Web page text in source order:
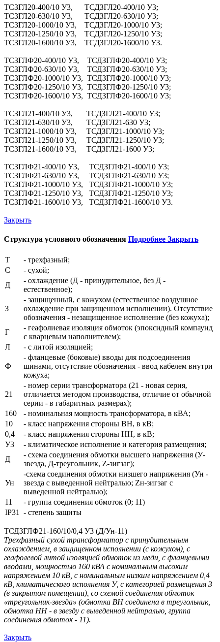
ТСЗГЛ20-400/10 У3, ТСДЗГЛ20-400/10 У3;
ТСЗГЛ20-630/10 У3, ТСДЗГЛ20-630/10 У3;
ТСЗГЛ20-1000/10 У3, ТСДЗГЛ20-1000/10 У3;
ТСЗГЛ20-1250/10 У3, ТСДЗГЛ20-1250/10 У3;
ТСЗГЛ20-1600/10 У3, ТСДЗГЛ20-1600/10 У3.
ТСЗГЛФ20-400/10 У3, ТСДЗГЛФ20-400/10 У3;
ТСЗГЛФ20-630/10 У3, ТСДЗГЛФ20-630/10 У3;
ТСЗГЛФ20-1000/10 У3, ТСДЗГЛФ20-1000/10 У3;
ТСЗГЛФ20-1250/10 У3, ТСДЗГЛФ20-1250/10 У3;
ТСЗГЛФ20-1600/10 У3, ТСДЗГЛФ20-1600/10 У3;
ТСЗГЛ21-400/10 У3, ТСДЗГЛ21-400/10 У3;
ТСЗГЛ21-630/10 У3, ТСДЗГЛ21-630 У3;
ТСЗГЛ21-1000/10 У3, ТСДЗГЛ21-1000/10 У3;
ТСЗГЛ21-1250/10 У3, ТСДЗГЛ21-1250/10 У3;
ТСЗГЛ21-1600/10 У3, ТСДЗГЛ21-1600 У3;
ТСЗГЛФ21-400/10 У3, ТСДЗГЛФ21-400/10 У3;
ТСЗГЛФ21-630/10 У3, ТСДЗГЛФ21-630/10 У3;
ТСЗГЛФ21-1000/10 У3, ТСДЗГЛФ21-1000/10 У3;
ТСЗГЛФ21-1250/10 У3, ТСДЗГЛФ21-1250/10 У3;
ТСЗГЛФ21-1600/10 У3, ТСДЗГЛФ21-1600/10 У3.
Закрыть
Структура условного обозначения Подробнее Закрыть
Т
- трехфазный;
С
- сухой;
Д
- охлаждение (Д - принудительное, без Д -
естественное);
З
- защищенный, с кожухом (естественное воздушное
охлаждение при защищенном исполнении). Отсутствие
обозначения - незащищенное исполнение (без кожуха);
Г
- геафолиевая изоляция обмоток (эпоксидный компаунд
с кварцевым наполнителем);
Л
- с литой изоляцией;
Ф
- фланцевые (боковые) вводы для подсоединения
шинами, отсутствие обозначения - ввод кабелем внутри
кожуха;
21
- номер серии трансформатора (21 - новая серия,
отличается методом производства, отличие от обычной
серии - в габаритных размерах);
160
- номинальная мощность трансформатора, в кВА;
10
- класс напряжения стороны ВН, в кВ;
0,4
- класс напряжения стороны НН, в кВ;
У3
- климатическое исполнение и категория размещения;
Д
- схема соединения обмотки высшего напряжения (У-
звезда, Д-треугольник, Z-зигзаг);
Ун
-схема соединения обмотки низшего напряжения (Ун -
звезда с выведенной нейтралью; Zн-зигзаг с
выведенной нейтралью);
11
- группа соединения обмоток (0; 11)
IP31
- степень защиты
ТСДЗГЛФ21-160/10/0,4 У3 (Д/Ун-11)
Трехфазный сухой трансформатор с принудительным
охлаждением, в защищенном исполнении (с кожухом), с
геафолевой литой изоляцией обмоток из меди, с фланцевыми
вводами, мощностью 160 кВА с номинальным высоким
напряжением 10 кВ, с номинальным низким напряжением 0,4
кВ, климатического исполнения У, с категорией размещения 3
(в закрытом помещении), со схемой соединения обмоток
«треугольник-звезда» (обмотка ВН соединена в треугольник,
обмотка НН - в звезду с выведенной нейтралью, группа
соединения обмоток - 11).
Закрыть